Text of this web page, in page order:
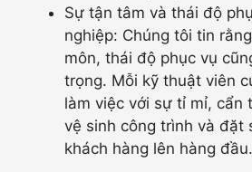
Sự tận tâm và thái độ
nghiệp: Chúng tôi tin
môn, thái độ phục vụ
trọng. Mỗi kỹ thuật viên
làm việc với sự tỉ mỉ, cẩn
vệ sinh công trình và đặt
khách hàng lên hàng đầu.